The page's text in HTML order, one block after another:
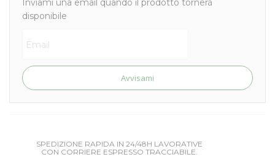
Inviami una email quando il prodotto tornerà
disponibile
Avvisami
SPEDIZIONE RAPIDA IN 24/48H LAVORATIVE
CON CORRIERE ESPRESSO TRACCIABILE.